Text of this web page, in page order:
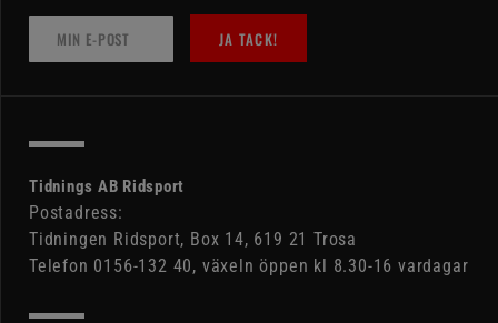
JA TACK!
Tidnings AB Ridsport
Postadress:
Tidningen Ridsport, Box 14, 619 21 Trosa
Telefon 0156-132 40, växeln öppen kl 8.30-16 vardagar